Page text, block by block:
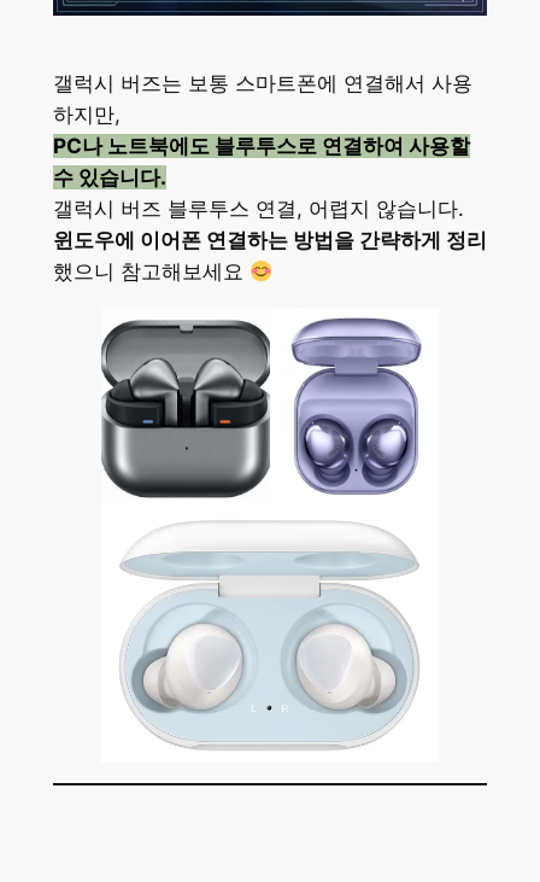
갤럭시 버즈는 보통 스마트폰에 연결해서 사용
하지만,
PC나 노트북에도 블루투스로 연결하여 사용할
수 있습니다.
갤럭시 버즈 블루투스 연결, 어렵지 않습니다.
윈도우에 이어폰 연결하는 방법을 간략하게 정리
했으니 참고해보세요